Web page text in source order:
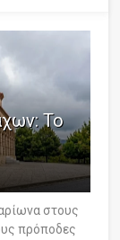
Το
στους
πρόποδες